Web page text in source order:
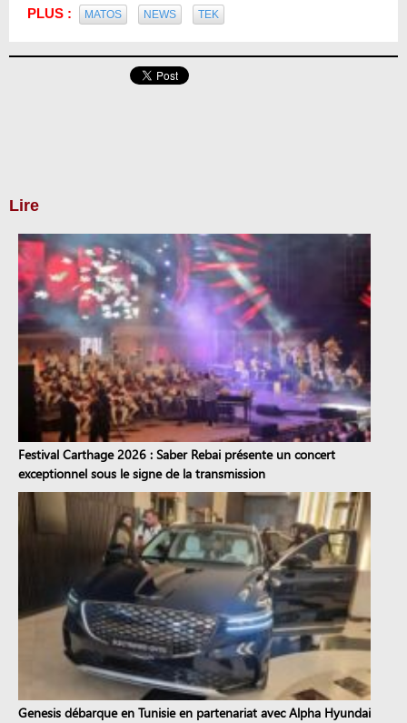
PLUS : MATOS NEWS TEK
Lire
Festival Carthage 2026 : Saber Rebai présente un concert
exceptionnel sous le signe de la transmission
Genesis débarque en Tunisie en partenariat avec Alpha Hyundai